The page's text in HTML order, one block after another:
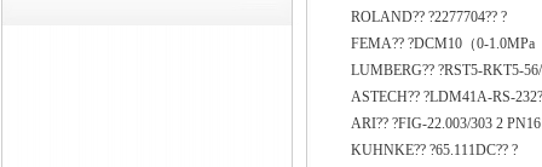
ROLAND?? ?2277704?? ?
FEMA?? ?DCM10（0-1.0MPa
LUMBERG?? ?RST5-RKT5-
ASTECH?? ?LDM41A-RS-
ARI?? ?FIG-22.003/303 2
KUHNKE?? ?65.111DC?? ?